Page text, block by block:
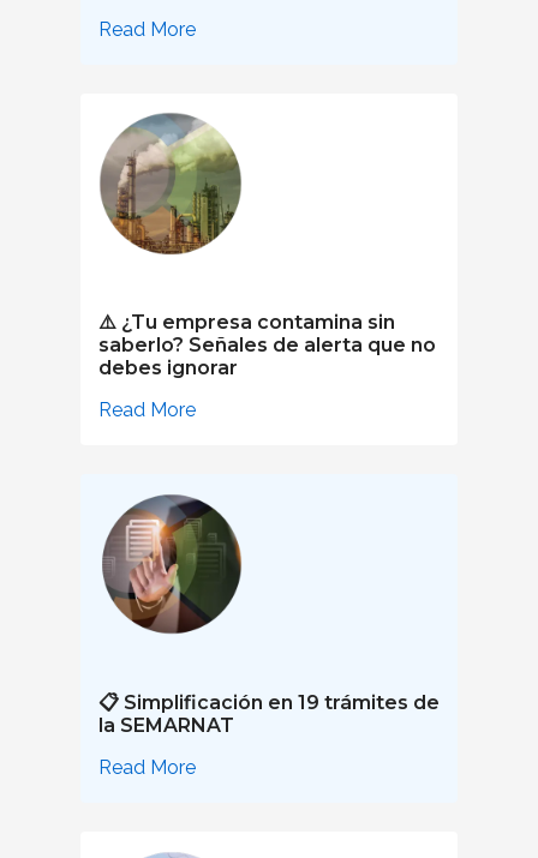
Read More
⚠️ ¿Tu empresa contamina sin
saberlo? Señales de alerta que no
debes ignorar
Read More
📋 Simplificación en 19 trámites de
la SEMARNAT
Read More